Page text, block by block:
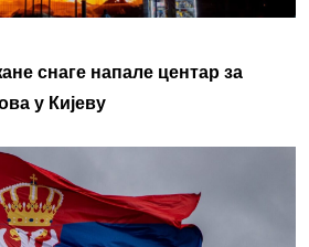
снаге напале центар за
у Кијеву